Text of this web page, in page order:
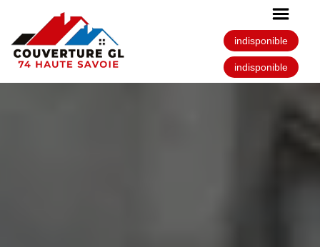
indisponible
indisponible